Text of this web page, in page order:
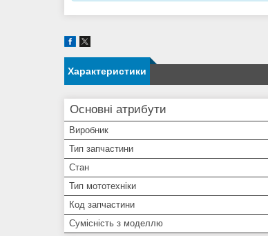
Характеристики
Основні атрибути
Виробник
Тип запчастини
Стан
Тип мототехніки
Код запчастини
Сумісність з моделлю